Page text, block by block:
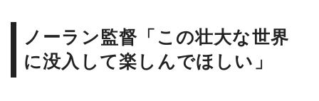
ノーラン監督「この壮大な世界
に没入して楽しんでほしい」